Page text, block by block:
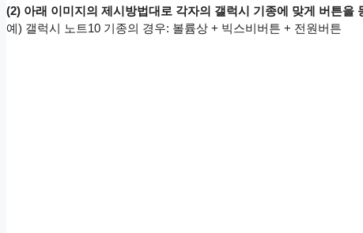
(2) 아래 이미지의 제시방법대로 각자의 갤럭시 기종에 맞게 버튼을
예) 갤럭시 노트10 기종의 경우: 볼륨상 + 빅스비버튼 + 전원버튼